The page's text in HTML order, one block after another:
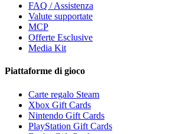
FAQ / Assistenza
Valute supportate
MCP
Offerte Esclusive
Media Kit
Piattaforme di gioco
Carte regalo Steam
Xbox Gift Cards
Nintendo Gift Cards
PlayStation Gift Cards